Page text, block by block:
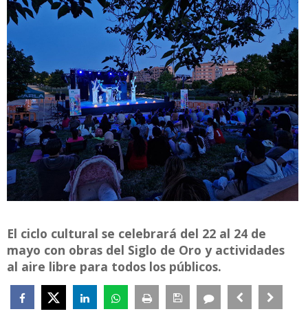
El ciclo cultural se celebrará del 22 al 24 de
mayo con obras del Siglo de Oro y actividades
al aire libre para todos los públicos.